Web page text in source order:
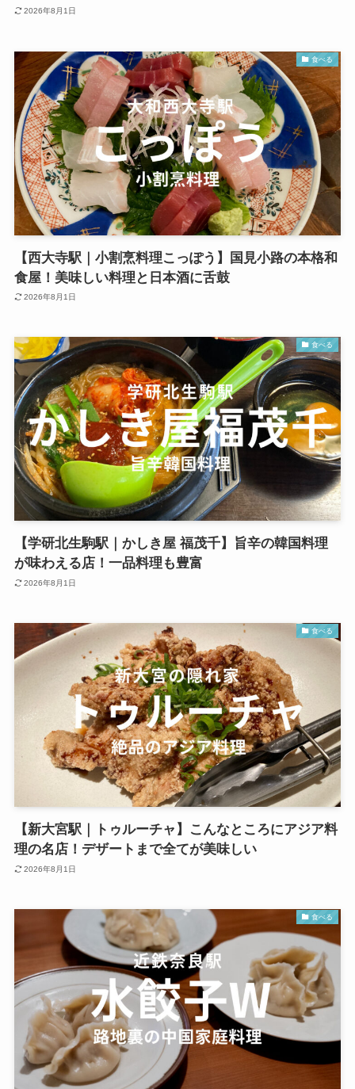
2026年8月1日
食べる
【西大寺駅｜小割烹料理こっぽう】国見小路の本格和
食屋！美味しい料理と日本酒に舌鼓
2026年8月1日
食べる
【学研北生駒駅｜かしき屋 福茂千】旨辛の韓国料理
が味わえる店！一品料理も豊富
2026年8月1日
食べる
【新大宮駅｜トゥルーチャ】こんなところにアジア料
理の名店！デザートまで全てが美味しい
2026年8月1日
食べる